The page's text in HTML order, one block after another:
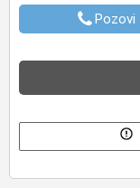
Pozovi